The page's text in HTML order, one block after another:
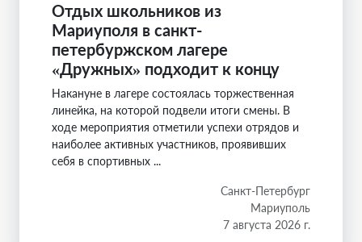
Отдых школьников из
Мариуполя в санкт-
петербуржском лагере
«Дружных» подходит к концу
Накануне в лагере состоялась торжественная
линейка, на которой подвели итоги смены. В
ходе мероприятия отметили успехи отрядов и
наиболее активных участников, проявивших
себя в спортивных ...
Санкт-Петербург
Мариуполь
7 августа 2026 г.